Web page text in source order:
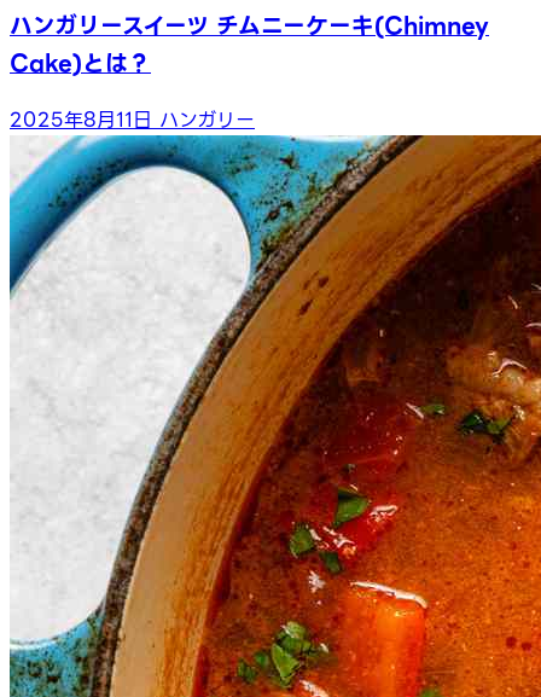
ハンガリースイーツ チムニーケーキ(Chimney
Cake)とは？
2025年8月11日 ハンガリー